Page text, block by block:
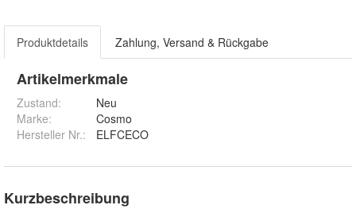
Produktdetails Zahlung, Versand & Rückgabe
Artikelmerkmale
Zustand:
Neu
Marke:
Cosmo
Hersteller Nr.:
ELFCECO
Kurzbeschreibung